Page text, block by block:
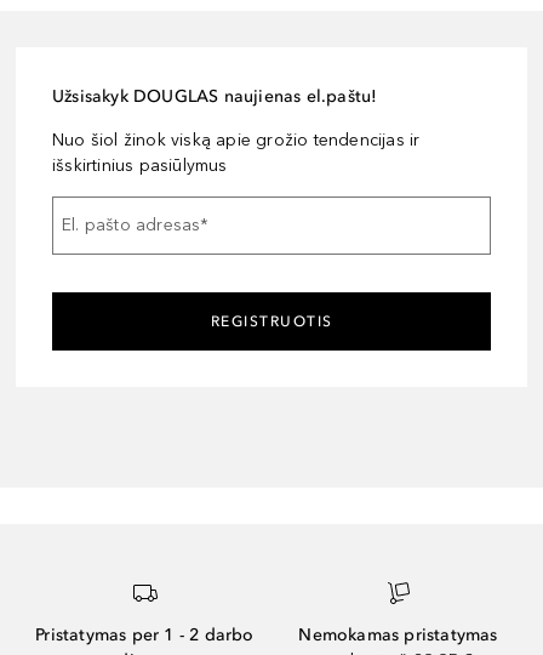
Užsisakyk DOUGLAS naujienas el.paštu!
Nuo šiol žinok viską apie grožio tendencijas ir
išskirtinius pasiūlymus
El. pašto adresas*
REGISTRUOTIS
Pristatymas per 1 - 2 darbo
Nemokamas pristatymas